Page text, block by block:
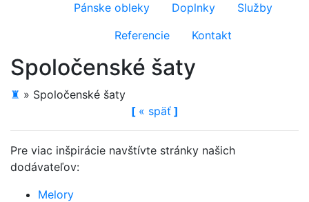
Pánske obleky
Doplnky
Služby
Referencie
Kontakt
Spoločenské šaty
♜ » Spoločenské šaty
[ « späť]
Pre viac inšpirácie navštívte stránky našich
dodávateľov:
Melory